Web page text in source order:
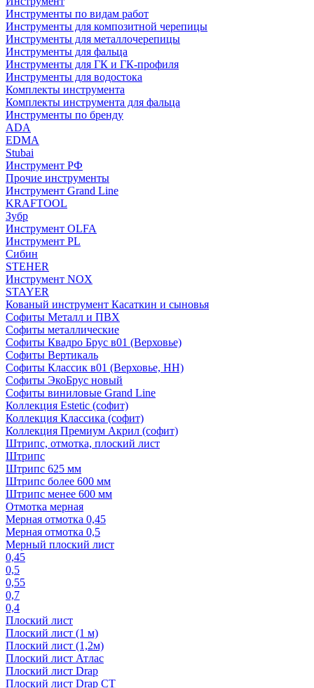
Инструменты по видам работ
Инструменты для композитной черепицы
Инструменты для металлочерепицы
Инструменты для фальца
Инструменты для ГК и ГК-профиля
Инструменты для водостока
Комплекты инструмента
Комплекты инструмента для фальца
Инструменты по бренду
ADA
EDMA
Stubai
Инструмент РФ
Прочие инструменты
Инструмент Grand Line
KRAFTOOL
Зубр
Инструмент OLFA
Инструмент PL
Сибин
STEHER
Инструмент NOX
STAYER
Кованый инструмент Касаткин и сыновья
Софиты Металл и ПВХ
Софиты металлические
Софиты Квадро Брус в01 (Верховье)
Софиты Вертикаль
Софиты Классик в01 (Верховье, НН)
Софиты ЭкоБрус новый
Софиты виниловые Grand Line
Коллекция Estetic (софит)
Коллекция Классика (софит)
Коллекция Премиум Акрил (софит)
Штрипс, отмотка, плоский лист
Штрипс
Штрипс 625 мм
Штрипс более 600 мм
Штрипс менее 600 мм
Отмотка мерная
Мерная отмотка 0,45
Мерная отмотка 0,5
Мерный плоский лист
0,45
0,5
0,55
0,7
0,4
Плоский лист
Плоский лист (1 м)
Плоский лист (1,2м)
Плоский лист Атлас
Плоский лист Drap
Плоский лист Drap СТ